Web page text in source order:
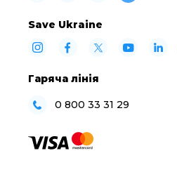
Save Ukraine
Гаряча лінія
0 800 33 31 29